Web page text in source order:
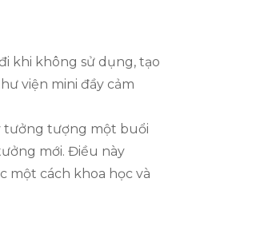
khi không sử dụng, tạo
viện mini đầy cảm
tưởng tượng một buổi
mới. Điều này
một cách khoa học và